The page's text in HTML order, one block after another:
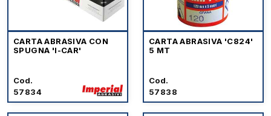
CARTA ABRASIVA CON
SPUGNA 'I-CAR'
Cod.
57834
CARTA ABRASIVA 'C824'
5 MT
Cod.
57838